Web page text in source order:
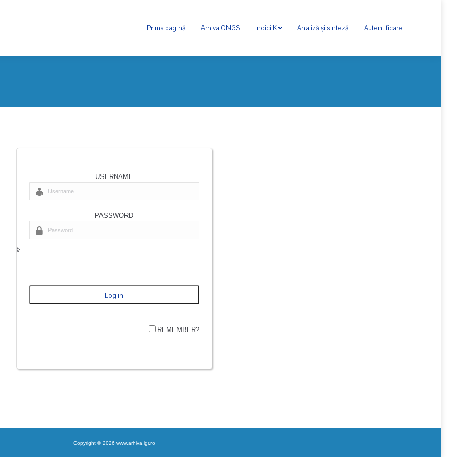
Prima pagină Arhiva ONGS Indici K Analiză și sinteză Autentificare
USERNAME
PASSWORD
REMEMBER?
Copyright © 2026 www.arhiva.igr.ro